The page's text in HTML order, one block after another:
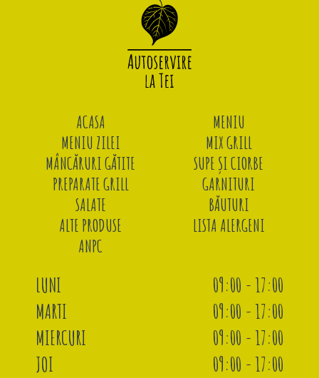
ACASA
MENIU
MENIU ZILEI
MIX GRILL
MÂNCĂRURI GĂTITE
SUPE ȘI CIORBE
PREPARATE GRILL
GARNITURI
SALATE
BĂUTURI
ALTE PRODUSE
LISTA ALERGENI
ANPC
LUNI
09:00 - 17:00
MARTI
09:00 - 17:00
MIERCURI
09:00 - 17:00
JOI
09:00 - 17:00